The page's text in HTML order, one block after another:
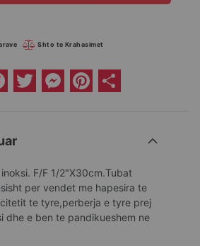
Shto te Krahasimet
Facebook
Twitter Messenger
Pinterest
F/F 1/2"X30cm.Tubat
per vendet me hapesira te
te tyre,perberja e tyre prej
dhe e ben te pandikueshem ne